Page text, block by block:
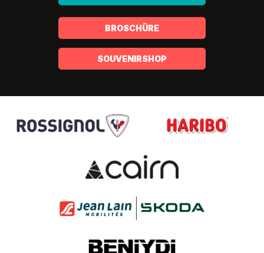
BROSCHÜRE
SOUVENIRSHOP